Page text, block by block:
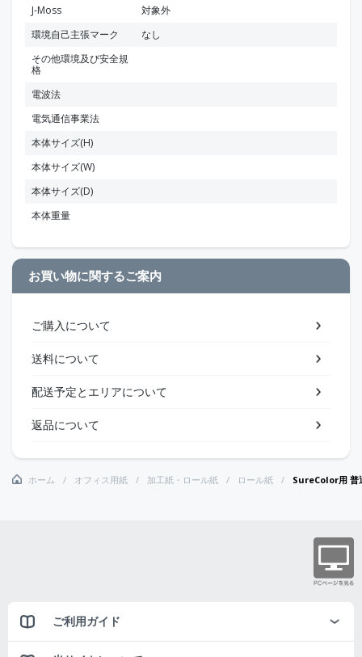
J-Moss
対象外
環境自己主張マーク
なし
その他環境及び安全規
格
電波法
電気通信事業法
本体サイズ(H)
本体サイズ(W)
本体サイズ(D)
本体重量
お買い物に関するご案内
ご購入について
送料について
配送予定とエリアについて
返品について
ホーム オフィス用紙 加工紙・ロール紙 ロール紙 SureColor用 普
ご利用ガイド